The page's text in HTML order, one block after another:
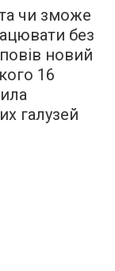
та чи зможе
без
новий
16
галузей